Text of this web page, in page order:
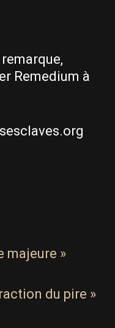
Remedium à
majeure »
du pire »